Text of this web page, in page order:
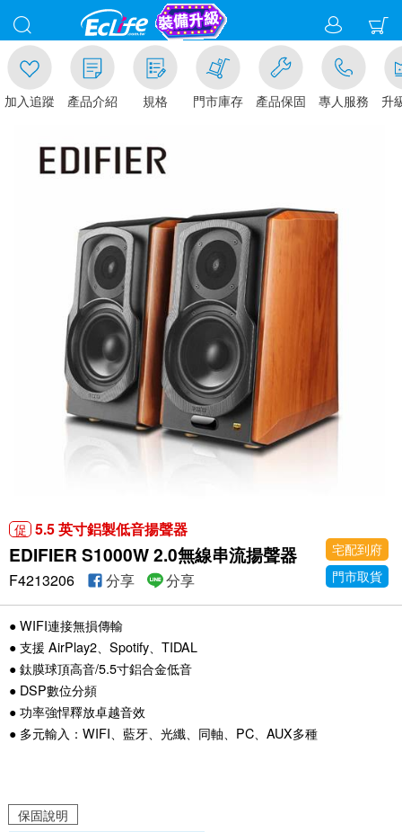
加入追蹤 產品介紹 規格 門市庫存 產品保固 專人服務 升
促 5.5 英寸鋁製低音揚聲器
EDIFIER S1000W 2.0無線串流揚聲器
宅配到府
門市取貨
F4213206 分享 分享
● WIFI連接無損傳輸
● 支援 AirPlay2、Spotify、TIDAL
● 鈦膜球頂高音/5.5寸鋁合金低音
● DSP數位分頻
● 功率強悍釋放卓越音效
● 多元輸入：WIFI、藍牙、光纖、同軸、PC、AUX多種
保固說明